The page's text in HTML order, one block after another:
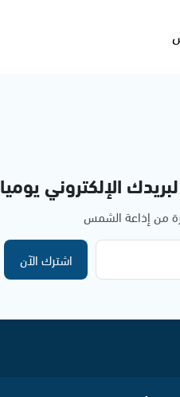
الإلكتروني يوميا
من إذاعة الشمس
اشترك الآن